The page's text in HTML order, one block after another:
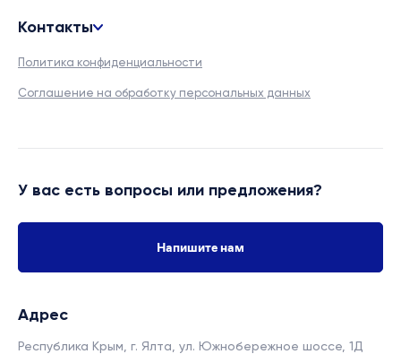
Контакты
Политика конфиденциальности
Соглашение на обработку персональных данных
У вас есть вопросы или предложения?
Напишите нам
Адрес
Республика Крым, г. Ялта, ул. Южнобережное шоссе, 1Д